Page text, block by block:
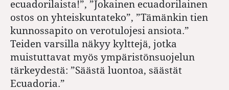
ecuadorilaista!”, ”Jokainen ecuadorilainen
ostos on yhteiskuntateko”, ”Tämänkin tien
kunnossapito on verotulojesi ansiota.”
Teiden varsilla näkyy kylttejä, jotka
muistuttavat myös ympäristönsuojelun
tärkeydestä: ”Säästä luontoa, säästät
Ecuadoria.”